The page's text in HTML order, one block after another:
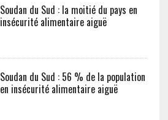
Soudan du Sud : la moitié du pays en
insécurité alimentaire aiguë
Soudan du Sud : 56 % de la population
en insécurité alimentaire aiguë